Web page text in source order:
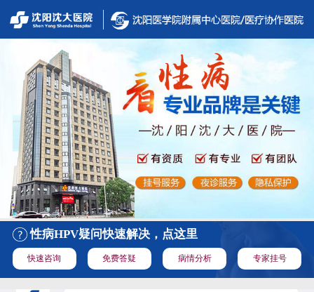
性病HPV疑问快速解决，点这里
快速咨询 免费答疑 病情分析 专家挂号